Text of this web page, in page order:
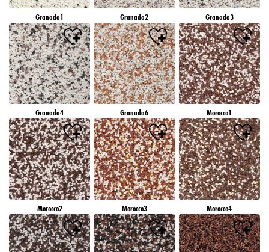
Granada1 Granada2 Granada3
Granada4 Granada6 Morocco1
Morocco2 Morocco3 Morocco4